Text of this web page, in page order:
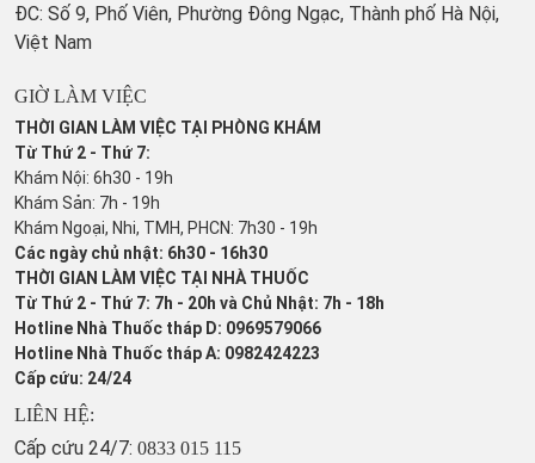
ĐC: Số 9, Phố Viên, Phường Đông Ngạc, Thành phố Hà Nội,
Việt Nam
GIỜ LÀM VIỆC
THỜI GIAN LÀM VIỆC TẠI PHÒNG KHÁM
Từ Thứ 2 - Thứ 7:
Khám Nội: 6h30 - 19h
Khám Sản: 7h - 19h
Khám Ngoại, Nhi, TMH, PHCN: 7h30 - 19h
Các ngày chủ nhật: 6h30 - 16h30
THỜI GIAN LÀM VIỆC TẠI NHÀ THUỐC
Từ Thứ 2 - Thứ 7: 7h - 20h và Chủ Nhật: 7h - 18h
Hotline Nhà Thuốc tháp D: 0969579066
Hotline Nhà Thuốc tháp A: 0982424223
Cấp cứu: 24/24
LIÊN HỆ:
Cấp cứu 24/7: 0833 015 115